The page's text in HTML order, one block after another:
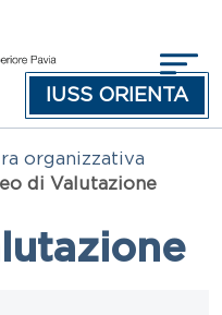
IUSS ORIENTA
organizzativa
di Valutazione